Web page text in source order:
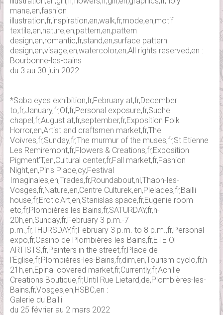
mane,en,fashion
illustration,fr,inspiration,en,walk,fr,mode,en,motif
textile,en,nature,en,pattern,en,pattern
design,en,romantic,fr,stand,en,surface pattern
design,en,visage,en,watercolor,en,All rights reserved,en :
Bourbonne-les-bains
du 3 au 30 juin 2022
*Saba eyes exhibition,fr,February at,fr,December
to,fr,January,fr,Of,fr,Personal exposure,fr,Suche
chapel,fr,August at,fr,september,fr,Exposition Folk
Horror,en,Artist and craftsmen market,fr,The
Voivres,fr,Sunday,fr,The murmur of the muses,fr,St Etienne
Les Remiremont,fr,Flowers & Creations,fr,Exposition
Pigment'T,en,Cultural center,fr,Fall market,fr,Fashion
Night,en,Pin's Place,cy,Festival
Imaginales,en,Trades,fr,Roundabout,nl,Thaon-les-
Vosges,fr,Nature,en,Centre Culturek,en,Pleiades,fr,Bailli
house,fr,Erotic'Art,en,Stanislas space,fr,Eugenie room
etc,fr,Plombières les Bains,fr,SATURDAY,fr,h-
20h,en,Sunday,fr,February 3 p.m.-7
p.m.,fr,THURSDAY,fr,February 3 p.m. to 8 p.m.,fr,Personal
expo,fr,Casino de Plombières-les-Bains,fr,ETE OF
ARTISTS,fr,Painters in the street,fr,Place de
l'Eglise,fr,Plombières-les-Bains,fr,dim,en,Tourism cyclo,fr,h
21h,en,Epinal covered market,fr,Currently,fr,Achille
Creations Boutique,fr,Until Rue Lietard,de,Plombières-les-
Bains,fr,Vosges,en,HSBC,en :
Galerie du Bailli
du 25 février au 2 mars 2022